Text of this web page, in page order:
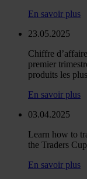
En savoir plus
23.05.2025
Chiffre
premier
produits les
En savoir plus
03.04.2025
Learn how to
the Traders Cup
En savoir plus